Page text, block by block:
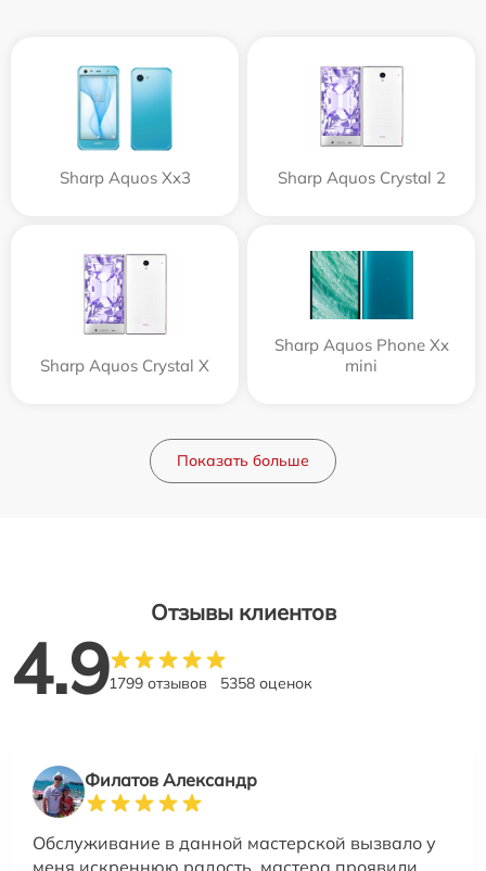
Sharp Aquos Xx3 Sharp Aquos Crystal 2
Sharp Aquos Crystal X
Sharp Aquos Phone Xx
mini
Показать больше
Отзывы клиентов
4.91799 отзывов 5358 оценок
Филатов Александр
Обслуживание в данной мастерской вызвало у
меня искреннюю радость, мастера проявили